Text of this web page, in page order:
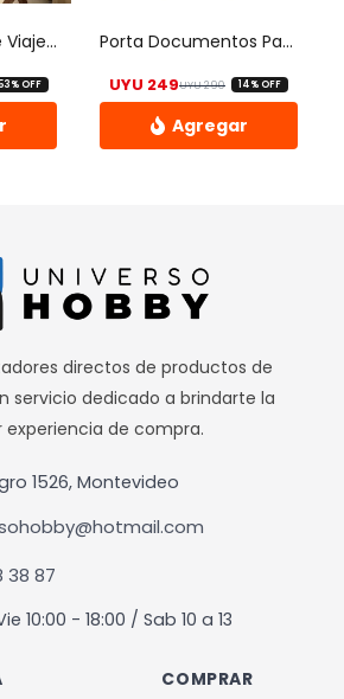
Bolso Equipaje De Viaje Plegable Impermeable Reforzado – Uh
original era: UYU 1,890.
actual es: UYU 891.
OFF
Porta Documentos Para Pasaporte Viaje Sobre Organizador Tela
UYU290El precio
UYU 249 El precio actual
14% OFF
variantes.
Las
opciones
se
pueden
producto
directos de productos de
servicio dedicado a brindarte la
experiencia de compra.
1526, Montevideo
38 87
10:00 - 18:00 / Sab 10 a 13
COMPRAR